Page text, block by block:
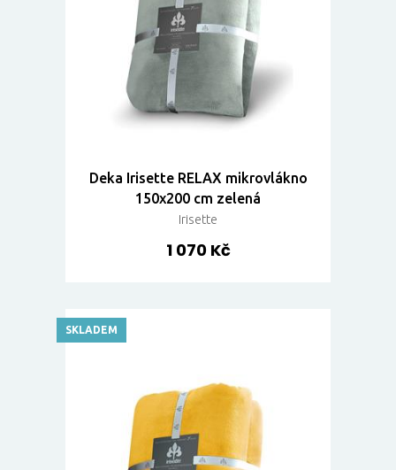
Deka Irisette RELAX mikrovlákno
150x200 cm zelená
Irisette
1 070 Kč
SKLADEM